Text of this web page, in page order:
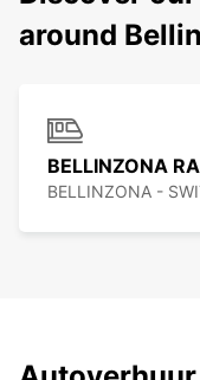
around
BELLINZONA
BELLINZONA -